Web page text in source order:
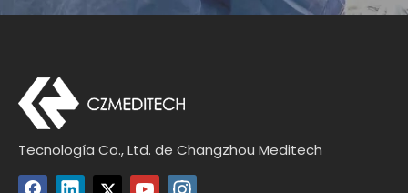
Tecnología Co., Ltd. de Changzhou Meditech